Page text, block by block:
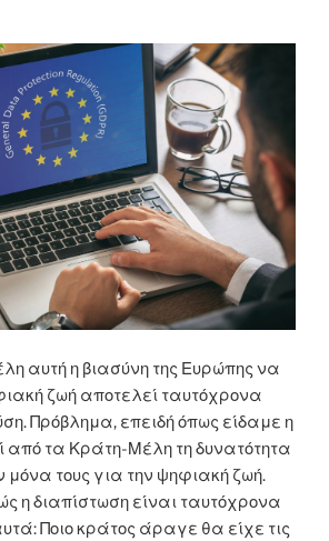
αυτή η βιασύνη της Ευρώπης να
ζωή αποτελεί ταυτόχρονα
Πρόβλημα, επειδή όπως είδαμε η
τα Κράτη-Μέλη τη δυνατότητα
μόνα τους για την ψηφιακή ζωή.
η διαπίστωση είναι ταυτόχρονα
Ποιο κράτος άραγε θα είχε τις